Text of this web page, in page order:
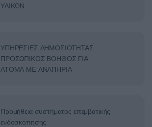
ΥΛΙΚΩΝ
ΥΠΗΡΕΣΙΕΣ ΔΗΜΟΣΙΟΤΗΤΑΣ
ΠΡΟΣΩΠΙΚΟΣ ΒΟΗΘΟΣ ΓΙΑ
ΑΤΟΜΑ ΜΕ ΑΝΑΠΗΡΙΑ
Προμήθεια συστήματος επεμβατικής
ενδοσκόπησης